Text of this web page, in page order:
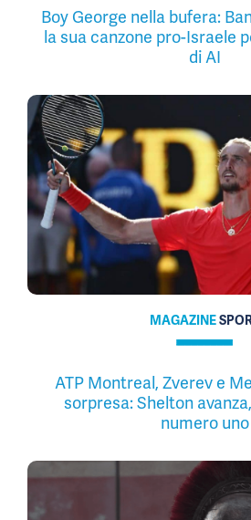
Boy George nella bufera:
la sua canzone pro-Israele
di AI
MAGAZINE
ATP Montreal, Zverev e
sorpresa: Shelton
numero uno